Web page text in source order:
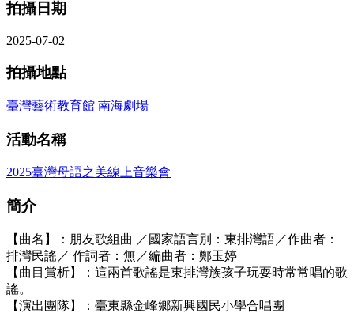
拍攝日期
2025-07-02
拍攝地點
臺灣藝術教育館 南海劇場
活動名稱
2025臺灣母語之美線上音樂會
簡介
【曲名】：朋友歌組曲 ／國家語言別：東排灣語／作曲者：
排灣民謠／ 作詞者：無／編曲者：鄭玉婷
【曲目賞析】：這兩首歌謠是東排灣族孩子玩耍時常常唱的歌
謠。
【演出團隊】：臺東縣金峰鄉新興國民小學合唱團